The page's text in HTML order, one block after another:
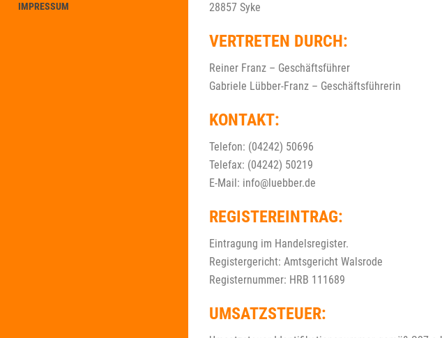
IMPRESSUM
28857 Syke
VERTRETEN DURCH:
Reiner Franz – Geschäftsführer
Gabriele Lübber-Franz – Geschäftsführerin
KONTAKT:
Telefon: (04242) 50696
Telefax: (04242) 50219
E-Mail: info@luebber.de
REGISTEREINTRAG:
Eintragung im Handelsregister.
Registergericht: Amtsgericht Walsrode
Registernummer: HRB 111689
UMSATZSTEUER: